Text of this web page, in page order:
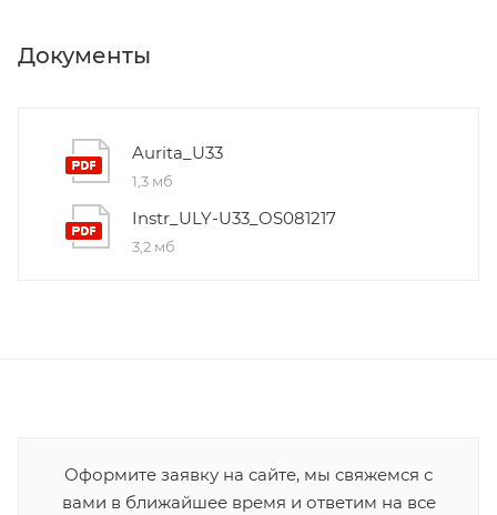
Документы
Aurita_U33
1,3 мб
Instr_ULY-U33_OS081217
3,2 мб
Оформите заявку на сайте, мы свяжемся с
вами в ближайшее время и ответим на все